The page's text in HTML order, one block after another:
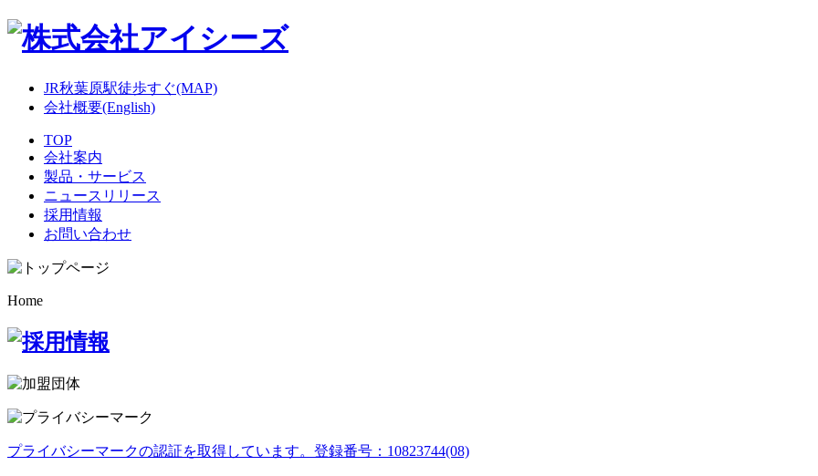
JR秋葉原駅徒歩すぐ(MAP)
会社概要(English)
TOP
会社案内
製品・サービス
ニュースリリース
採用情報
お問い合わせ
Home
プライバシーマークの認証を取得しています。登録番号：10823744(08)